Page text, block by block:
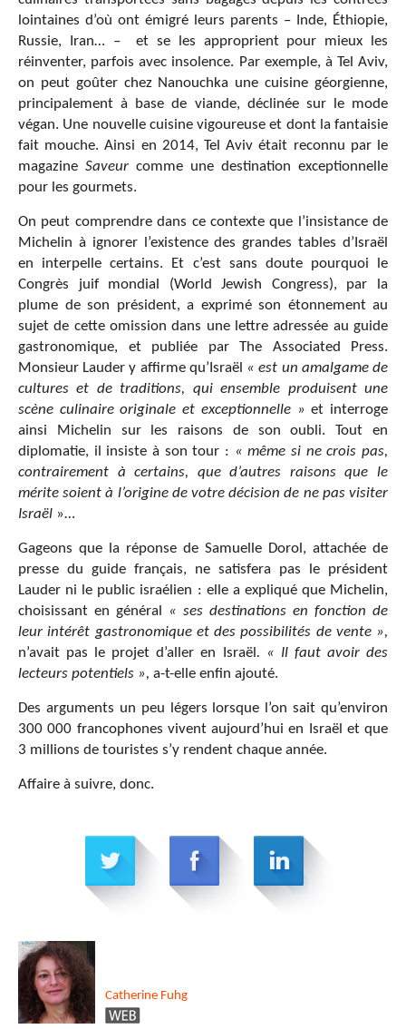
lointaines d’où ont émigré leurs parents – Inde, Éthiopie,
Russie, Iran… – et se les approprient pour mieux les
réinventer, parfois avec insolence. Par exemple, à Tel Aviv,
on peut goûter chez Nanouchka une cuisine géorgienne,
principalement à base de viande, déclinée sur le mode
végan. Une nouvelle cuisine vigoureuse et dont la fantaisie
fait mouche. Ainsi en 2014, Tel Aviv était reconnu par le
magazine Saveur comme une destination exceptionnelle
pour les gourmets.
On peut comprendre dans ce contexte que l’insistance de
Michelin à ignorer l’existence des grandes tables d’Israël
en interpelle certains. Et c’est sans doute pourquoi le
Congrès juif mondial (World Jewish Congress), par la
plume de son président, a exprimé son étonnement au
sujet de cette omission dans une lettre adressée au guide
gastronomique, et publiée par The Associated Press.
Monsieur Lauder y affirme qu’Israël « est un amalgame de
cultures et de traditions, qui ensemble produisent une
scène culinaire originale et exceptionnelle » et interroge
ainsi Michelin sur les raisons de son oubli. Tout en
diplomatie, il insiste à son tour : « même si ne crois pas,
contrairement à certains, que d’autres raisons que le
mérite soient à l’origine de votre décision de ne pas visiter
Israël »…
Gageons que la réponse de Samuelle Dorol, attachée de
presse du guide français, ne satisfera pas le président
Lauder ni le public israélien : elle a expliqué que Michelin,
choisissant en général
« ses destinations en fonction de
leur intérêt gastronomique et des possibilités de vente »,
n’avait pas le projet d’aller en Israël . « Il faut avoir des
lecteurs potentiels », a-t-elle enfin ajouté.
Des arguments un peu légers lorsque l’on sait qu’environ
300 000 francophones vivent aujourd’hui en Israël et que
3 millions de touristes s’y rendent chaque année.
Affaire à suivre, donc.
Catherine Fuhg